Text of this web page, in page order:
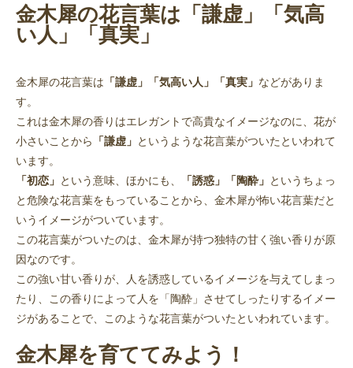
金木犀の花言葉は「謙虚」「気高
い人」「真実」
金木犀の花言葉は 「謙虚」「気高い人」「真実」 などがありま
す。
これは金木犀の香りはエレガントで高貴なイメージなのに、花が
小さいことから
「謙虚」 というような花言葉がついたといわれて
います。
「初恋」 という意味、ほかにも、 「誘惑」「陶酔」 というちょっ
と危険な花言葉をもっていることから、金木犀が怖い花言葉だと
いうイメージがついています。
この花言葉がついたのは、金木犀が持つ独特の甘く強い香りが原
因なのです。
この強い甘い香りが、人を誘惑しているイメージを与えてしまっ
たり、この香りによって人を「陶酔」させてしったりするイメー
ジがあることで、このような花言葉がついたといわれています。
金木犀を育ててみよう！